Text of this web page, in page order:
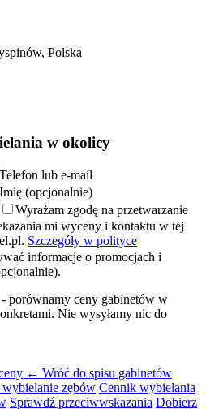
Polska
w okolicy
Telefon lub e-mail
Imię (opcjonalnie)
Wyrażam zgodę na przetwarzanie
mi wyceny i kontaktu w tej
Szczegóły w polityce
informacje o promocjach i
porównamy ceny gabinetów w
Nie wysyłamy nic do
← Wróć do spisu gabinetów
zębów Cennik wybielania
Sprawdź przeciwwskazania Dobierz